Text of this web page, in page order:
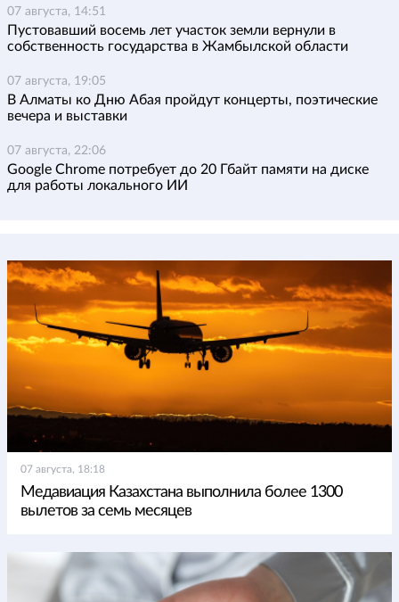
07 августа, 14:51
Пустовавший восемь лет участок земли вернули в
собственность государства в Жамбылской области
07 августа, 19:05
В Алматы ко Дню Абая пройдут концерты, поэтические
вечера и выставки
07 августа, 22:06
Google Chrome потребует до 20 Гбайт памяти на диске
для работы локального ИИ
07 августа, 18:18
Медавиация Казахстана выполнила более 1300
вылетов за семь месяцев